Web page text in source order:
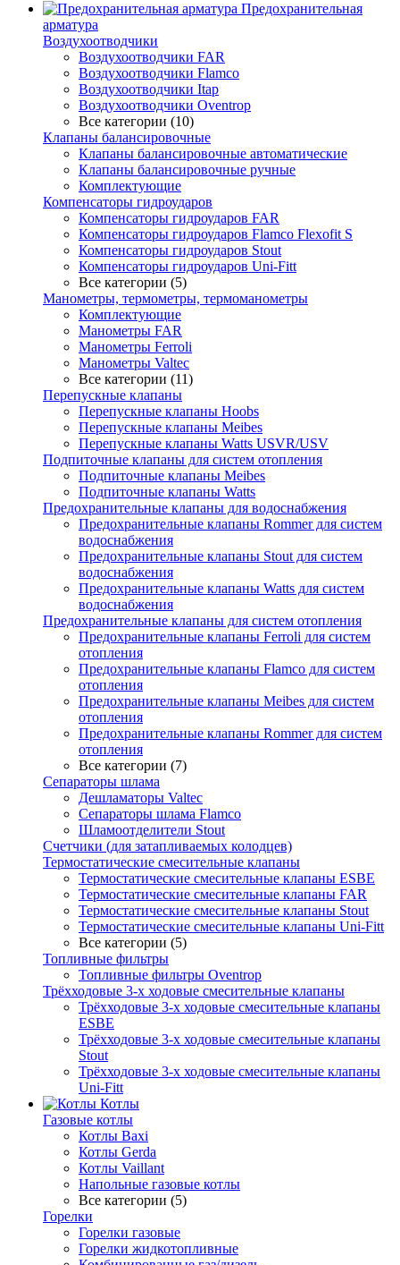
Предохранительная
арматура
Воздухоотводчики
Воздухоотводчики FAR
Воздухоотводчики Flamco
Воздухоотводчики Itap
Воздухоотводчики Oventrop
Все категории (10)
Клапаны балансировочные
Клапаны балансировочные автоматические
Клапаны балансировочные ручные
Комплектующие
Компенсаторы гидроударов
Компенсаторы гидроударов FAR
Компенсаторы гидроударов Flamco Flexofit S
Компенсаторы гидроударов Stout
Компенсаторы гидроударов Uni-Fitt
Все категории (5)
Манометры, термометры, термоманометры
Комплектующие
Манометры FAR
Манометры Ferroli
Манометры Valtec
Все категории (11)
Перепускные клапаны
Перепускные клапаны Hoobs
Перепускные клапаны Meibes
Перепускные клапаны Watts USVR/USV
Подпиточные клапаны для систем отопления
Подпиточные клапаны Meibes
Подпиточные клапаны Watts
Предохранительные клапаны для водоснабжения
Предохранительные клапаны Rommer для систем
водоснабжения
Предохранительные клапаны Stout для систем
водоснабжения
Предохранительные клапаны Watts для систем
водоснабжения
Предохранительные клапаны для систем отопления
Предохранительные клапаны Ferroli для систем
отопления
Предохранительные клапаны Flamco для систем
отопления
Предохранительные клапаны Meibes для систем
отопления
Предохранительные клапаны Rommer для систем
отопления
Все категории (7)
Сепараторы шлама
Дешламаторы Valtec
Сепараторы шлама Flamco
Шламоотделители Stout
Счетчики (для затапливаемых колодцев)
Термостатические смесительные клапаны
Термостатические смесительные клапаны ESBE
Термостатические смесительные клапаны FAR
Термостатические смесительные клапаны Stout
Термостатические смесительные клапаны Uni-Fitt
Все категории (5)
Топливные фильтры
Топливные фильтры Oventrop
Трёхходовые 3-х ходовые смесительные клапаны
Трёхходовые 3-х ходовые смесительные клапаны
ESBE
Трёхходовые 3-х ходовые смесительные клапаны
Stout
Трёхходовые 3-х ходовые смесительные клапаны
Uni-Fitt
Котлы
Газовые котлы
Котлы Baxi
Котлы Gerda
Котлы Vaillant
Напольные газовые котлы
Все категории (5)
Горелки
Горелки газовые
Горелки жидкотопливные